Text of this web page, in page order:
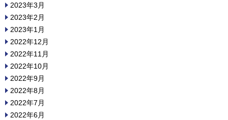
2023年3月
2023年2月
2023年1月
2022年12月
2022年11月
2022年10月
2022年9月
2022年8月
2022年7月
2022年6月